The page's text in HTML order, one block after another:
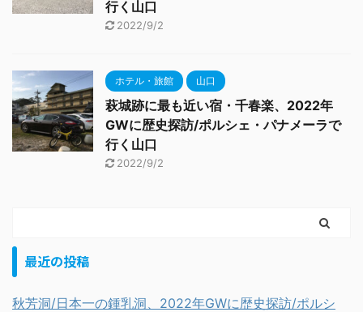
行く山口
2022/9/2
ホテル・旅館 山口
萩城跡に最も近い宿・千春楽、2022年
GWに歴史探訪/ポルシェ・パナメーラで
行く山口
2022/9/2
最近の投稿
秋芳洞/日本一の鍾乳洞、2022年GWに歴史探訪/ポルシ